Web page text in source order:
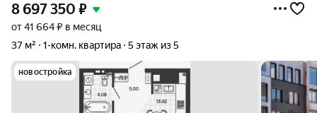
8 697 350 ₽
от 41 664 ₽ в месяц
37 м²
1-комн. квартира 5 этаж из 5
новостройка